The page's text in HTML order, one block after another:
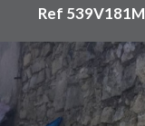
Ref 539V181M